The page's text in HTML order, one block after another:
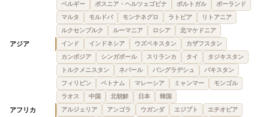
ベルギー
ボスニア・ヘルツェゴビナ ポルトガル
ポーランド
マルタ
モルドバ モンテネグロ ラトビア
リトアニア
ルクセンブルク
ルーマニア ロシア 北マケドニア
アジア インド インドネシア ウズベキスタン
カザフスタン
カンボジア
シンガポール スリランカ タイ
タジキスタン
トルクメニスタン
ネパール バングラデシュ
パキスタン
フィリピン
ベトナム マレーシア ミャンマー
モンゴル
ラオス
中国 北朝鮮 日本 韓国
アフリカ アルジェリア アンゴラ ウガンダ エジプト
エチオピア